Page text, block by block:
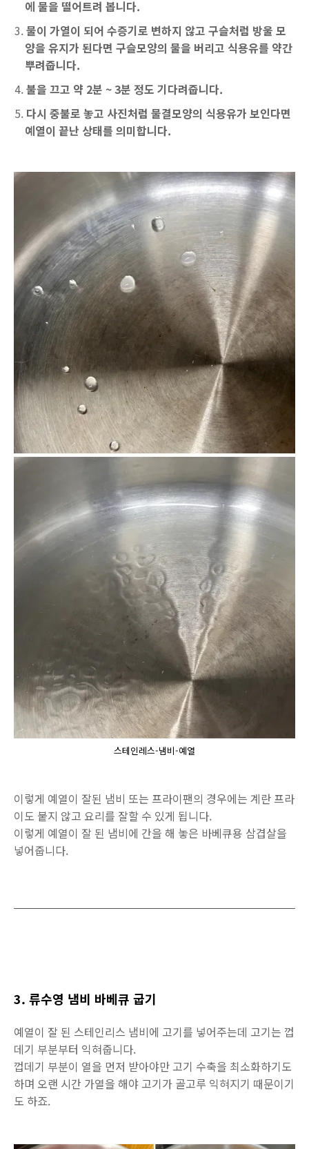
에 물을 떨어트려 봅니다.
물이 가열이 되어 수증기로 변하지 않고 구슬처럼 방울 모
양을 유지가 된다면 구슬모양의 물을 버리고 식용유를 약간
뿌려줍니다.
불을 끄고 약 2분 ~ 3분 정도 기다려줍니다.
다시 중불로 놓고 사진처럼 물결모양의 식용유가 보인다면
예열이 끝난 상태를 의미합니다.
스테인레스-냄비-예열
이렇게 예열이 잘된 냄비 또는 프라이팬의 경우에는 계란 프라
이도 붙지 않고 요리를 잘할 수 있게 됩니다.
이렇게 예열이 잘 된 냄비에 간을 해 놓은 바베큐용 삼겹살을
넣어줍니다.
3. 류수영 냄비 바베큐 굽기
예열이 잘 된 스테인리스 냄비에 고기를 넣어주는데 고기는 껍
데기 부분부터 익혀줍니다.
껍데기 부분이 열을 먼저 받아야만 고기 수축을 최소화하기도
하며 오랜 시간 가열을 해야 고기가 골고루 익혀지기 때문이기
도 하죠.